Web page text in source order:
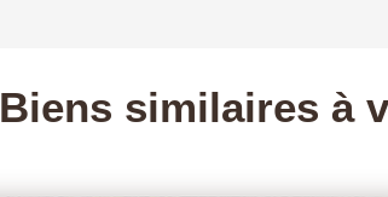
Biens similaires à